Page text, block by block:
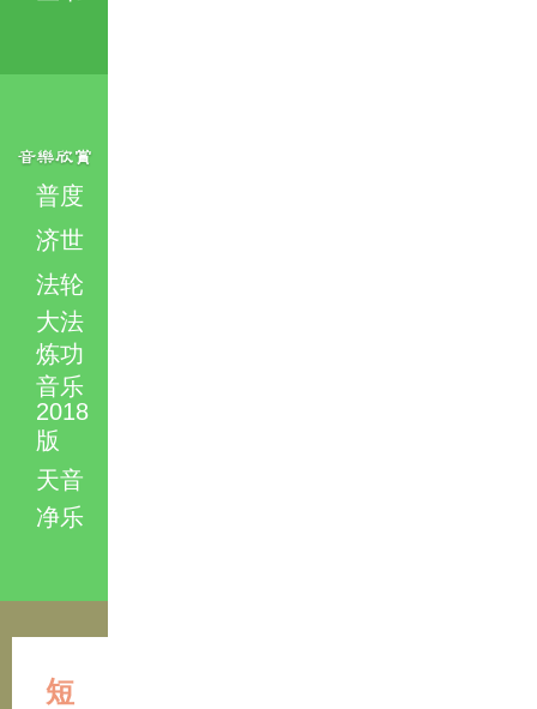
普度
济世
法轮
大法
炼功
音乐
2018
版
天音
净乐
短